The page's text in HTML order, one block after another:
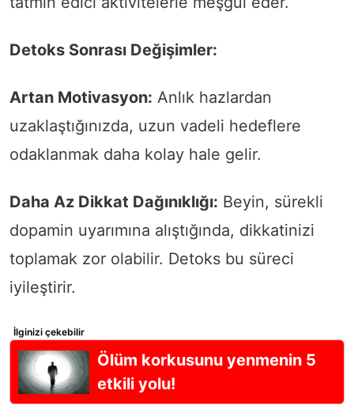
Detoks Sonrası Değişimler:
Artan Motivasyon: Anlık hazlardan
uzaklaştığınızda, uzun vadeli hedeflere
odaklanmak daha kolay hale gelir.
Daha Az Dikkat Dağınıklığı: Beyin, sürekli
dopamin uyarımına alıştığında, dikkatinizi
toplamak zor olabilir. Detoks bu süreci
iyileştirir.
İlginizi çekebilir
Ölüm korkusunu yenmenin 5
etkili yolu!